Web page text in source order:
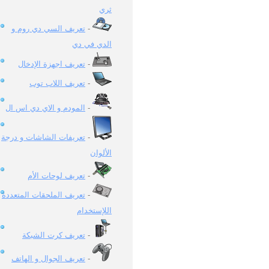
ثري
- تعريف السي دي روم و
الدي في دي
- تعريف اجهزة الإدخال
- تعريف اللاب توب
- المودم و الاي دي اس ال
- تعريفات الشاشات و درجة
الألوان
- تعريف لوحات الأم
- تعريف الملحقات المتعددة
اللإستخدام
- تعريف كرت الشبكة
- تعريف الجوال و الهاتف